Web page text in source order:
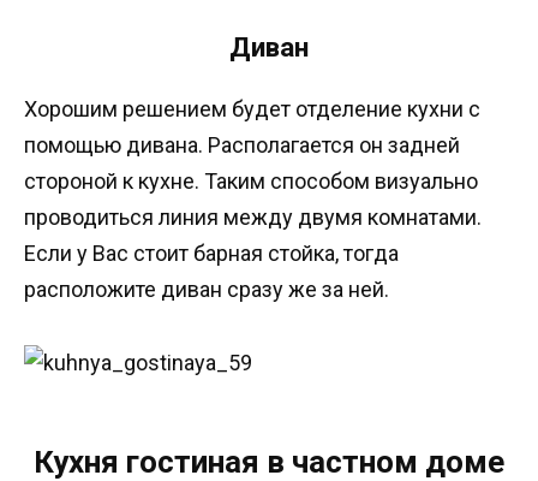
Диван
Хорошим решением будет отделение кухни с
помощью дивана. Располагается он задней
стороной к кухне. Таким способом визуально
проводиться линия между двумя комнатами.
Если у Вас стоит барная стойка, тогда
расположите диван сразу же за ней.
Кухня гостиная в частном доме